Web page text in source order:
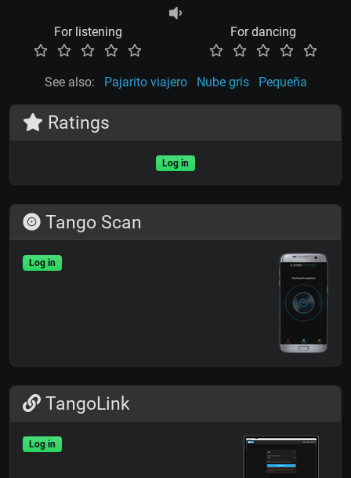
For listening For dancing
See also: Pajarito viajero Nube gris Pequeña
Ratings
Log in
Tango Scan
Log in
TangoLink
Log in